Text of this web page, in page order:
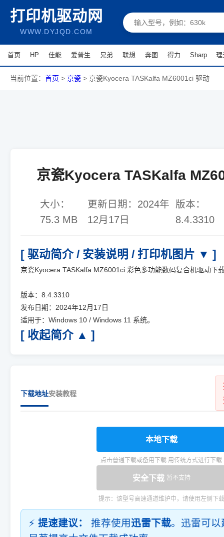
打印机驱动网
WWW.DYJQD.COM
首页 HP 佳能 爱普生 兄弟 联想 奔图 得力 Sharp 理
当前位置： 首页 > 京瓷 > 京瓷Kyocera TASKalfa MZ6001ci 驱动
京瓷Kyocera TASKalfa
大小：
75.3 MB
更新日期： 2024年
12月17日
版本：
8.4.3310
[ 驱动简介 / 安装说明 / 打印机图片 ▼ ]
京瓷Kyocera TASKalfa MZ6001ci 彩色多功能数码复合机驱动下
版本：8.4.3310
发布日期：2024年12月17日
适用于：Windows 10 / Windows 11 系统。
[ 收起简介 ▲ ]
下载地址安装教程
本地下载
点击普通下载或备用下载 用传统方式进行下载
安全下载 暂不支持
提示：该型号高速通道维护中，请使用左侧下载
⚡ 提速建议： 推荐使用迅雷下载。迅雷可